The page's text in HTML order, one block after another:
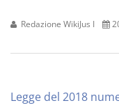
Redazione WikiJus I
Legge del 2018